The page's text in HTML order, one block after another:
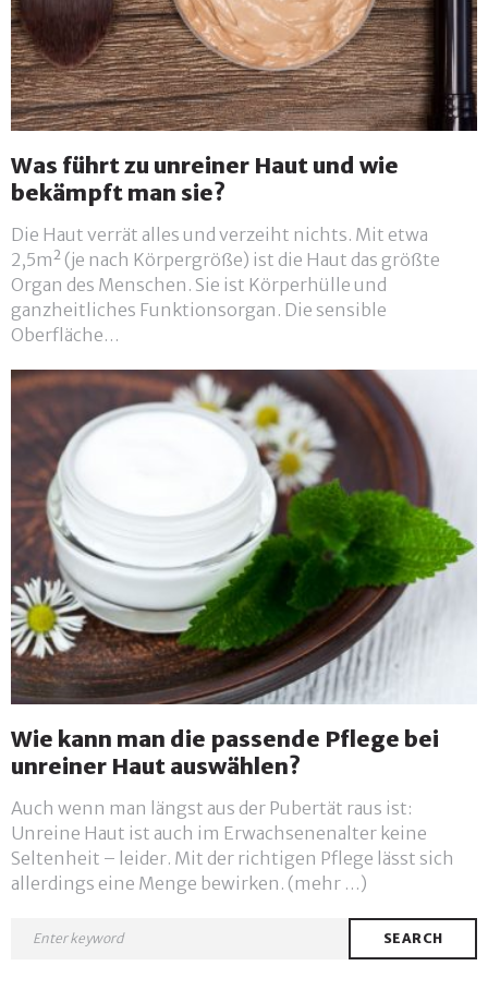
Was führt zu unreiner Haut und wie
bekämpft man sie?
Die Haut verrät alles und verzeiht nichts. Mit etwa
2,5m² (je nach Körpergröße) ist die Haut das größte
Organ des Menschen. Sie ist Körperhülle und
ganzheitliches Funktionsorgan. Die sensible
Oberfläche…
Wie kann man die passende Pflege bei
unreiner Haut auswählen?
Auch wenn man längst aus der Pubertät raus ist:
Unreine Haut ist auch im Erwachsenenalter keine
Seltenheit – leider. Mit der richtigen Pflege lässt sich
allerdings eine Menge bewirken. (mehr …)
SEARCH